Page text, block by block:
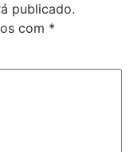
publicado.
com *